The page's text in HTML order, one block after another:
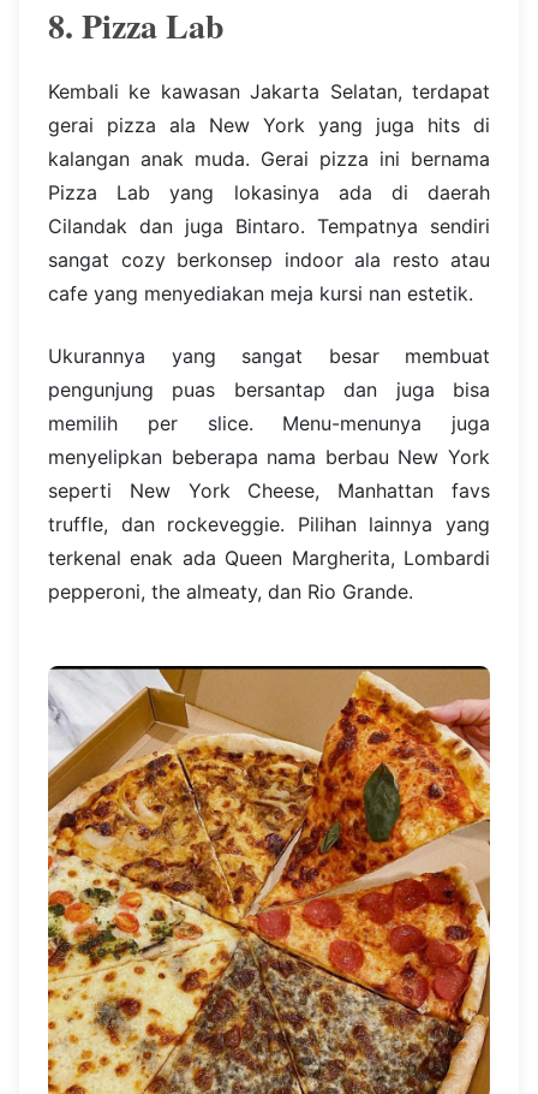
8. Pizza Lab
Kembali ke kawasan Jakarta Selatan, terdapat
gerai pizza ala New York yang juga hits di
kalangan anak muda. Gerai pizza ini bernama
Pizza Lab yang lokasinya ada di daerah
Cilandak dan juga Bintaro. Tempatnya sendiri
sangat cozy berkonsep indoor ala resto atau
cafe yang menyediakan meja kursi nan estetik.
Ukurannya yang sangat besar membuat
pengunjung puas bersantap dan juga bisa
memilih per slice. Menu-menunya juga
menyelipkan beberapa nama berbau New York
seperti New York Cheese, Manhattan favs
truffle, dan rockeveggie. Pilihan lainnya yang
terkenal enak ada Queen Margherita, Lombardi
pepperoni, the almeaty, dan Rio Grande.